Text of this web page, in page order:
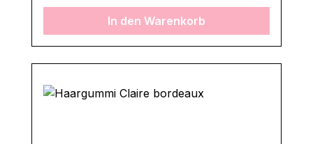
In den Warenkorb